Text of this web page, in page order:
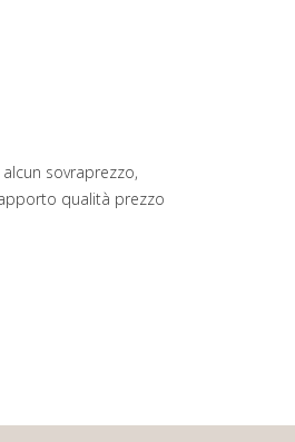
sovraprezzo,
qualità prezzo